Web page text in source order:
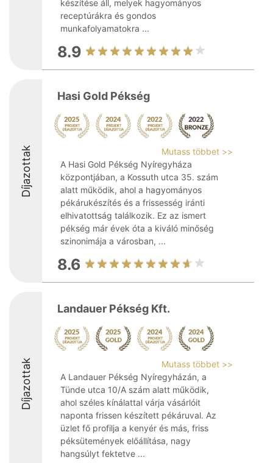
készítése áll, melyek hagyományos
receptúrákra és gondos
munkafolyamatokra ...
8.9
Díjazottak
Hasi Gold Pékség
Mutass többet >>
A Hasi Gold Pékség Nyíregyháza
központjában, a Kossuth utca 35. szám
alatt működik, ahol a hagyományos
pékárukészítés és a frissesség iránti
elhivatottság találkozik. Ez az ismert
pékség már évek óta a kiváló minőség
szinonimája a városban, ...
8.6
Díjazottak
Landauer Pékség Kft.
Mutass többet >>
A Landauer Pékség Nyíregyházán, a
Tünde utca 10/A szám alatt működik,
ahol széles kínálattal várja vásárlóit
naponta frissen készített pékáruval. Az
üzlet fő profilja a kenyér és más, friss
péksütemények előállítása, nagy
hangsúlyt fektetve ...